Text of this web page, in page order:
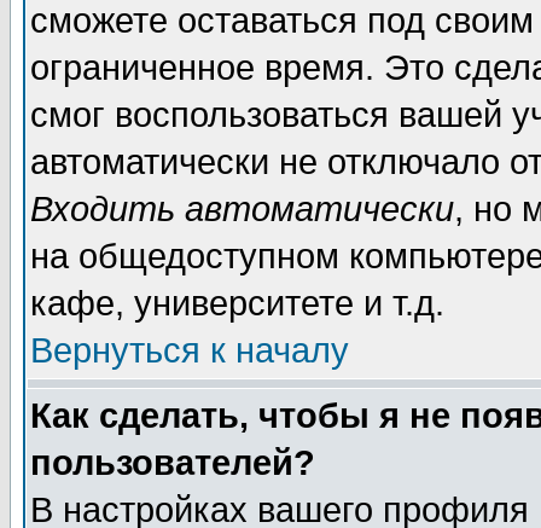
сможете оставаться под
ограниченное время. Это
смог воспользоваться вашей
автоматически не отключало
Входить автоматически, но
на общедоступном
кафе, университете и т.д.
Вернуться к началу
Как сделать, чтобы я не
пользователей?
В настройках вашего